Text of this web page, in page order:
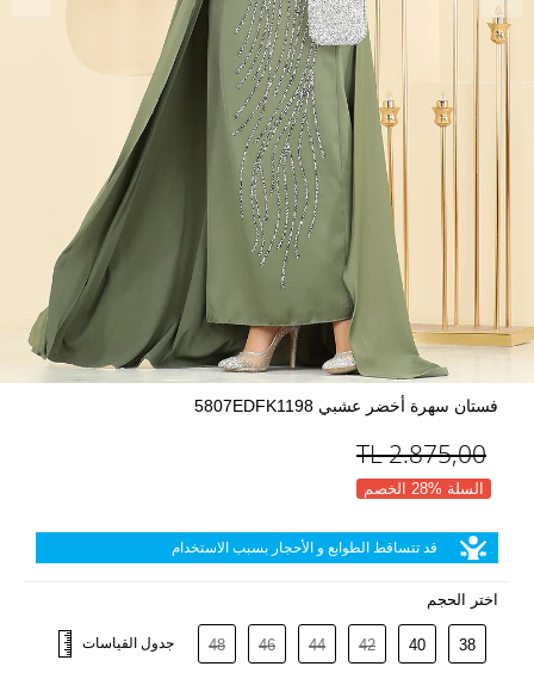
فستان سهرة أخضر عشبي 5807EDFK1198
2.875,00
TL
السلة %28 الخصم
قد تتساقط الطوابع و الأحجار بسبب الاستخدام
اختر الحجم
38
40
42
44
46
48 جدول القياسات